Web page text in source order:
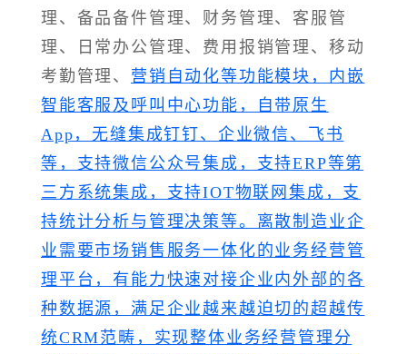
理、备品备件管理、财务管理、客服管
理、日常办公管理、费用报销管理、移动
考勤管理、 营销自动化等功能模块，内嵌
智能客服及呼叫中心功能，自带原生
App，无缝集成钉钉、企业微信、飞书
等，支持微信公众号集成，支持ERP等第
三方系统集成，支持IOT物联网集成，支
持统计分析与管理决策等。离散制造业企
业需要市场销售服务一体化的业务经营管
理平台，有能力快速对接企业内外部的各
种数据源，满足企业越来越迫切的超越传
统CRM范畴，实现整体业务经营管理分